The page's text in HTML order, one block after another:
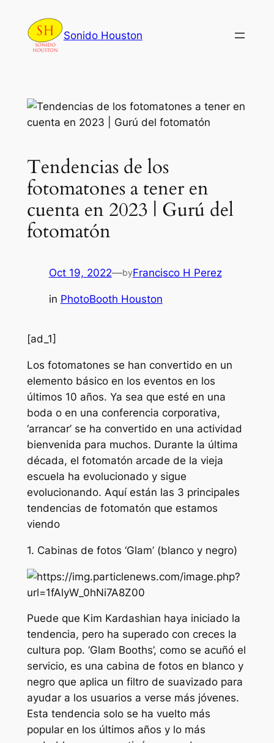
content
Sonido Houston
Tendencias de los
fotomatones a tener en
cuenta en 2023 | Gurú del
fotomatón
Oct 19, 2022—byFrancisco H Perez
in PhotoBooth Houston
[ad_1]
Los fotomatones se han convertido en un
elemento básico en los eventos en los
últimos 10 años. Ya sea que esté en una
boda o en una conferencia corporativa,
‘arrancar’ se ha convertido en una actividad
bienvenida para muchos. Durante la última
década, el fotomatón arcade de la vieja
escuela ha evolucionado y sigue
evolucionando. Aquí están las 3 principales
tendencias de fotomatón que estamos
viendo
1. Cabinas de fotos ‘Glam’ (blanco y negro)
Puede que Kim Kardashian haya iniciado la
tendencia, pero ha superado con creces la
cultura pop. ‘Glam Booths’, como se acuñó el
servicio, es una cabina de fotos en blanco y
negro que aplica un filtro de suavizado para
ayudar a los usuarios a verse más jóvenes.
Esta tendencia solo se ha vuelto más
popular en los últimos años y lo más